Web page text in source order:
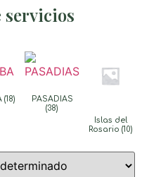
servicios
(18)
PASADIAS
(38)
Islas del
Rosario (10)